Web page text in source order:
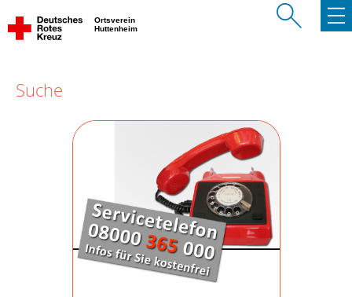
Ortsverein
Huttenheim
Suche